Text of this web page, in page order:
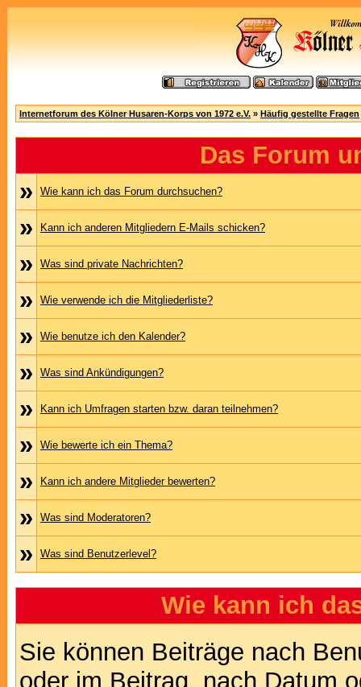
Internetforum des Kölner Husaren-Korps von 1972 e.V. » Häufig gestellte Fragen
Das Forum
»
Wie kann ich das Forum durchsuchen?
» Kann ich anderen Mitgliedern E-Mails schicken?
» Was sind private Nachrichten?
» Wie verwende ich die Mitgliederliste?
» Wie benutze ich den Kalender?
» Was sind Ankündigungen?
» Kann ich Umfragen starten bzw. daran teilnehmen?
» Wie bewerte ich ein Thema?
» Kann ich andere Mitglieder bewerten?
» Was sind Moderatoren?
» Was sind Benutzerlevel?
Wie kann ich
Sie können Beiträge nach
oder im Beitrag, nach Datum